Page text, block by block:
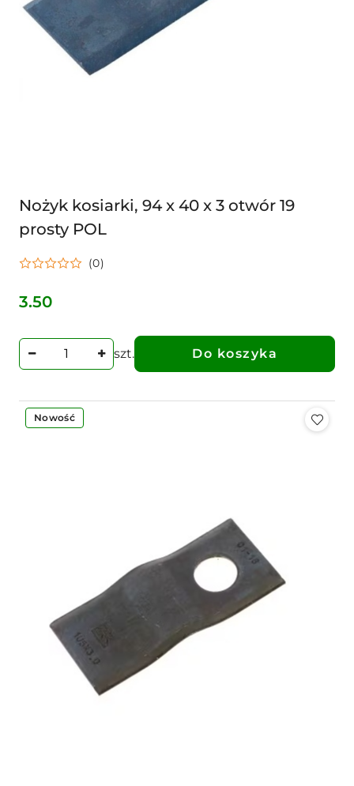
Nożyk kosiarki, 94 x 40 x 3 otwór 19
prosty POL
(0)
Cena:
3.50
szt. Do koszyka
Nowość